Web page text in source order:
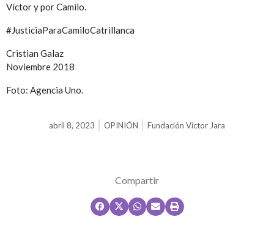
Víctor y por Camilo.
#JusticiaParaCamiloCatrillanca
Cristian Galaz
Noviembre 2018
Foto: Agencia Uno.
abril 8, 2023 OPINIÓN Fundación Víctor Jara
Compartir